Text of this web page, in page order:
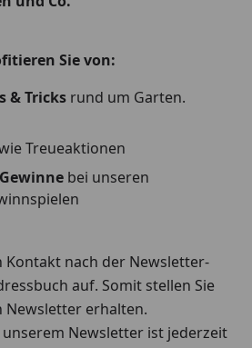
Sie von:
& Tricks rund um Garten.
Treueaktionen
bei unseren
Kontakt nach der Newsletter-
auf. Somit stellen Sie
Newsletter erhalten.
Newsletter ist jederzeit